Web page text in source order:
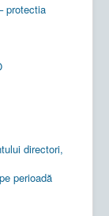
protectia
directori,
perioadă